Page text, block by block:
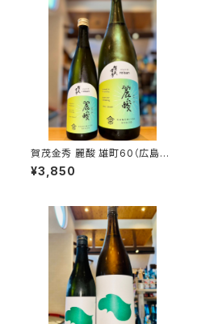
賀茂金秀 麗酸 雄町60（広島限
定）1800ml１本（金光酒造・広
島県東広島市黒瀬町）
¥3,850